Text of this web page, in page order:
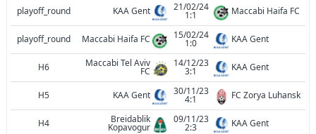
playoff_round KAA Gent 21/02/24
1:1 Maccabi Haifa FC
playoff_round Maccabi Haifa FC 15/02/24
1:0 KAA Gent
H6 Maccabi Tel Aviv
FC
14/12/23
3:1 KAA Gent
H5 KAA Gent 30/11/23
4:1 FC Zorya Luhansk
H4 Breidablik
Kopavogur
09/11/23
2:3 KAA Gent